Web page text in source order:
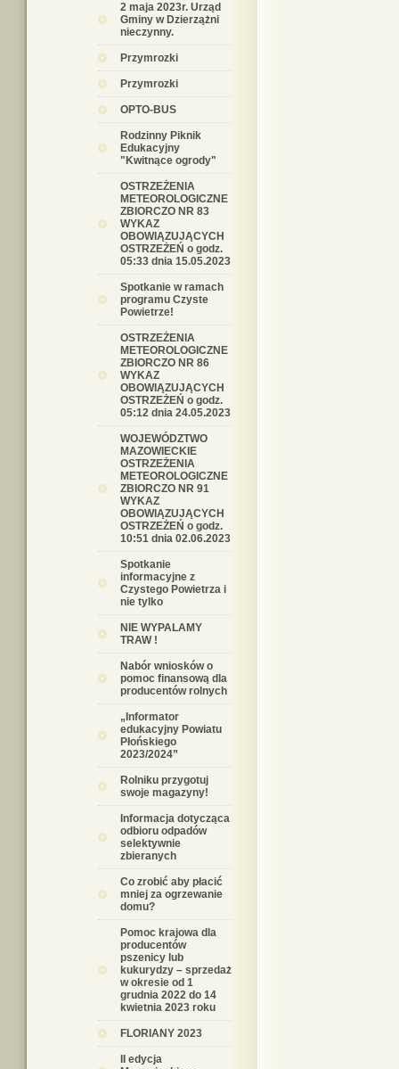
2 maja 2023r. Urząd
Gminy w Dzierzążni
nieczynny.
Przymrozki
Przymrozki
OPTO-BUS
Rodzinny Piknik
Edukacyjny
"Kwitnące ogrody"
OSTRZEŻENIA
METEOROLOGICZNE
ZBIORCZO NR 83
WYKAZ
OBOWIĄZUJĄCYCH
OSTRZEŻEŃ o godz.
05:33 dnia 15.05.2023
Spotkanie w ramach
programu Czyste
Powietrze!
OSTRZEŻENIA
METEOROLOGICZNE
ZBIORCZO NR 86
WYKAZ
OBOWIĄZUJĄCYCH
OSTRZEŻEŃ o godz.
05:12 dnia 24.05.2023
WOJEWÓDZTWO
MAZOWIECKIE
OSTRZEŻENIA
METEOROLOGICZNE
ZBIORCZO NR 91
WYKAZ
OBOWIĄZUJĄCYCH
OSTRZEŻEŃ o godz.
10:51 dnia 02.06.2023
Spotkanie
informacyjne z
Czystego Powietrza i
nie tylko
NIE WYPALAMY
TRAW !
Nabór wniosków o
pomoc finansową dla
producentów rolnych
„Informator
edukacyjny Powiatu
Płońskiego
2023/2024”
Rolniku przygotuj
swoje magazyny!
Informacja dotycząca
odbioru odpadów
selektywnie
zbieranych
Co zrobić aby płacić
mniej za ogrzewanie
domu?
Pomoc krajowa dla
producentów
pszenicy lub
kukurydzy – sprzedaż
w okresie od 1
grudnia 2022 do 14
kwietnia 2023 roku
FLORIANY 2023
II edycja